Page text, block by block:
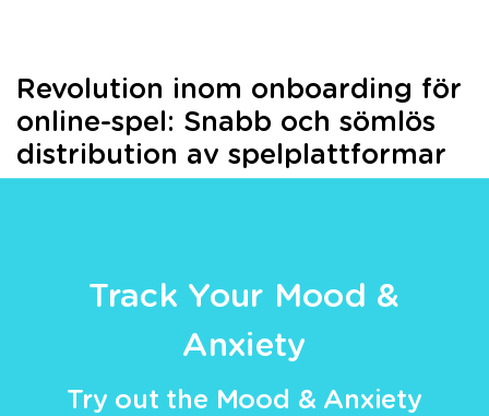
Revolution inom onboarding för
online-spel: Snabb och sömlös
distribution av spelplattformar
Track Your Mood &
Anxiety
Try out the Mood & Anxiety